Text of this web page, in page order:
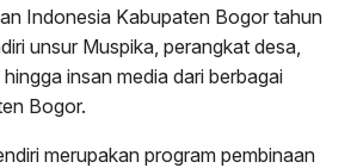
Indonesia Kabupaten Bogor tahun
unsur Muspika, perangkat desa,
insan media dari berbagai
Bogor.
merupakan program pembinaan